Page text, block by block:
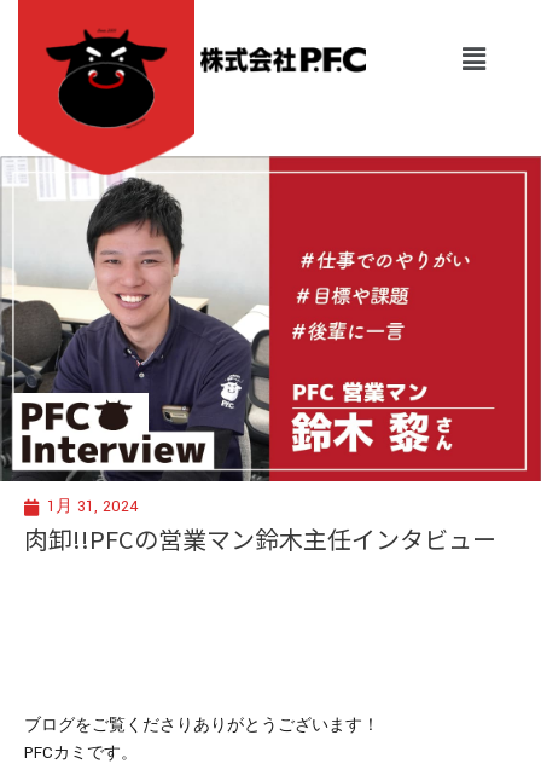
ッ
プ
メ
ニ
1月 31, 2024
肉卸!!PFCの営業マン鈴木主任インタビュー
ブログをご覧くださりありがとうございます！
PFCカミです。